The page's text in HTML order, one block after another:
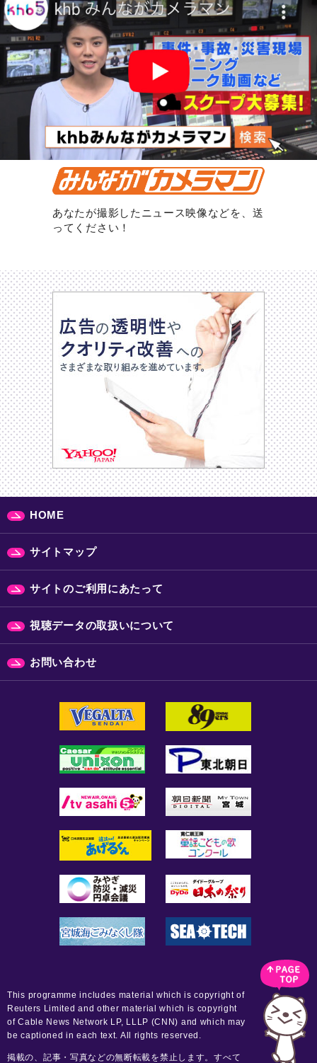
あなたが撮影したニュース映像などを、送
ってください！
HOME
サイトマップ
サイトのご利用にあたって
視聴データの取扱いについて
お問い合わせ
This programme includes material which is copyright of
Reuters Limited and other material which is copyright
of Cable News Network LP, LLLP (CNN) and which may
be captioned in each text. All rights reserved.
掲載の、記事・写真などの無断転載を禁止します。すべて